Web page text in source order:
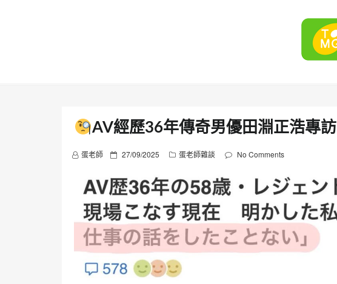
AV經歷36年傳奇男優田淵正浩專訪
蛋老師
P
t
e
d
o
n
27/09/2025 蛋老師雜談 No Comments